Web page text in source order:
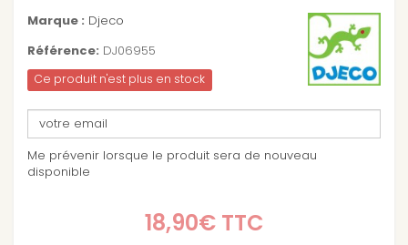
Marque : Djeco
Référence: DJ06955
Ce produit n'est plus en stock
Me prévenir lorsque le produit sera de nouveau
disponible
18,90€TTC